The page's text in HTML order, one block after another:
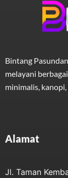
Bintang
melayani
minimalis,
Alamat
Jl. Taman